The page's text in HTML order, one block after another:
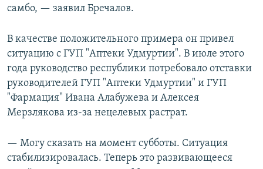
самбо, — заявил Бречалов.
В качестве положительного примера он привел
ситуацию с ГУП "Аптеки Удмуртии". В июле этого
года руководство республики потребовало отставки
руководителей ГУП "Аптеки Удмуртии" и ГУП
"Фармация" Ивана Алабужева и Алексея
Мерзлякова из-за нецелевых растрат.
— Могу сказать на момент субботы. Ситуация
стабилизировалась. Теперь это развивающееся